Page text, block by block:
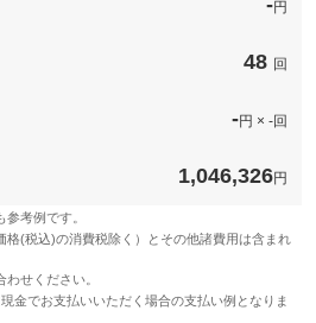
-円
48 回
-円 × -回
1,046,326円
考例です。
(税込)の消費税除く）とその他諸費用は含まれ
せください。
金でお支払いいただく場合の支払い例となりま